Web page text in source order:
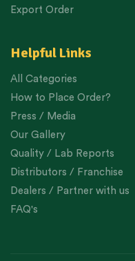
Export Order
Helpful Links
All Categories
How to Place Order?
Press / Media
Our Gallery
Quality / Lab Reports
Distributors / Franchise
Dealers / Partner with us
FAQ's